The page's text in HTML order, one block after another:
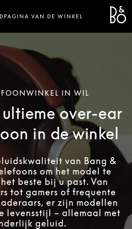
VAN DE WINKEL
IN WIL
over-ear
in de winkel
van Bang &
om het model te
beste bij u past. Van
tot gamers of frequente
er zijn modellen
levensstijl – allemaal met
geluid.